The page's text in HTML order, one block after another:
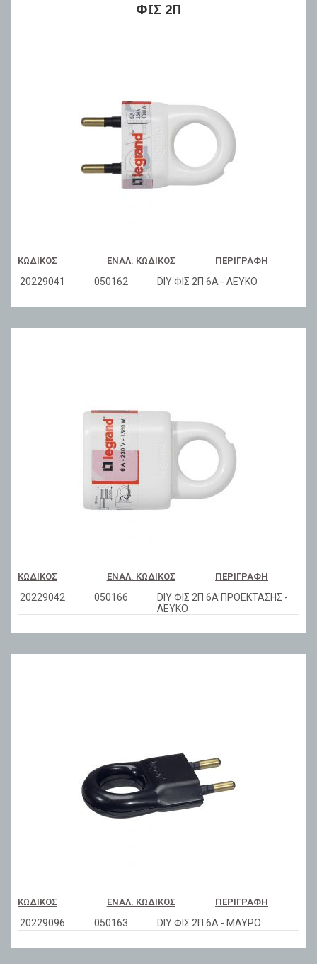
ΦΙΣ 2Π
ΚΩΔΙΚΌΣ ΕΝΑΛ. ΚΩΔΙΚΌΣ ΠΕΡΙΓΡΑΦΉ
20229041 050162 DIY ΦΙΣ 2Π 6Α - ΛΕΥΚΟ
ΚΩΔΙΚΌΣ ΕΝΑΛ. ΚΩΔΙΚΌΣ ΠΕΡΙΓΡΑΦΉ
20229042 050166
DIY ΦΙΣ 2Π 6Α ΠΡΟΕΚΤΑΣΗΣ -
ΛΕΥΚΟ
ΚΩΔΙΚΌΣ ΕΝΑΛ. ΚΩΔΙΚΌΣ ΠΕΡΙΓΡΑΦΉ
20229096 050163 DIY ΦΙΣ 2Π 6Α - ΜΑΥΡΟ